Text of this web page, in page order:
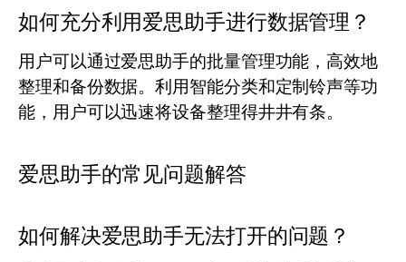
如何充分利用爱思助手进行数据管理？
用户可以通过爱思助手的批量管理功能，高效地
整理和备份数据。利用智能分类和定制铃声等功
能，用户可以迅速将设备整理得井井有条。
爱思助手的常见问题解答
如何解决爱思助手无法打开的问题？